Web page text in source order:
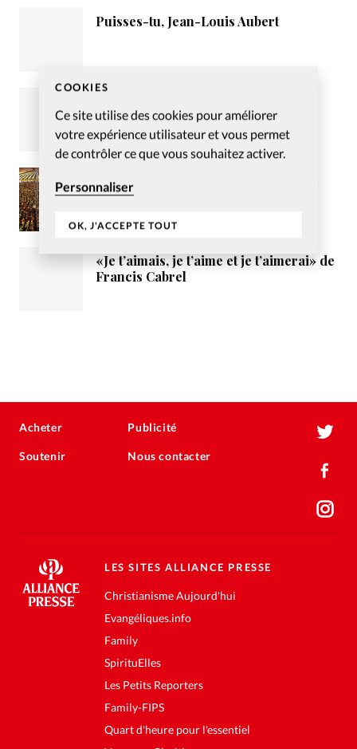
COOKIES
Ce site utilise des cookies pour améliorer
votre expérience utilisateur et vous permet
de contrôler ce que vous souhaitez activer.
Personnaliser
OK, J'ACCEPTE TOUT
Puisses-tu, Jean-Louis Aubert
l’individualité
Pour un consensus entre les élus du
Loiret et la mission évangélique
«Je t’aimais, je t’aime et je t’aimerai» de
Francis Cabrel
Acheter
Soutenir
Publicité
Nous contacter
LES SITES ALLIANCE PRESSE
Christianisme Aujourd'hui
Evangéliques.info
Family
SpirituElles
Les Petits Reporters
Family-FIPS
Quart d'heure pour l'essentiel